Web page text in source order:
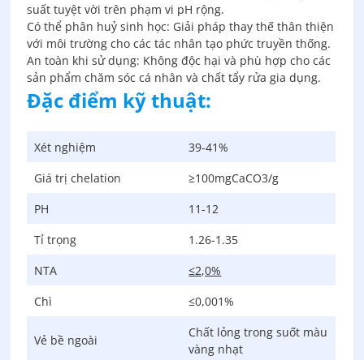
suất tuyệt vời trên phạm vi pH rộng.
Có thể phân huỷ sinh học: Giải pháp thay thế thân thiện
với môi trường cho các tác nhân tạo phức truyền thống.
An toàn khi sử dụng: Không độc hại và phù hợp cho các
sản phẩm chăm sóc cá nhân và chất tẩy rửa gia dụng.
Đặc điểm kỹ thuật:
Xét nghiệm
39-41%
Giá trị chelation
≥100mgCaCO3/g
PH
11-12
Tỉ trọng
1.26-1.35
NTA
≤2,0%
Chì
≤0,001%
Vẻ bề ngoài
Chất lỏng trong suốt màu
vàng nhạt